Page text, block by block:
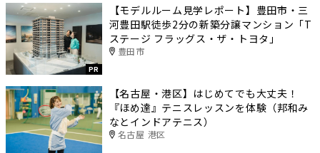
PR
【モデルルーム見学レポート】豊田市・三
河豊田駅徒歩2分の新築分譲マンション「T
ステージ フラッグス・ザ・トヨタ」
豊田市
【名古屋・港区】はじめてでも大丈夫！
『ほめ達』テニスレッスンを体験（邦和み
なとインドアテニス）
名古屋 港区